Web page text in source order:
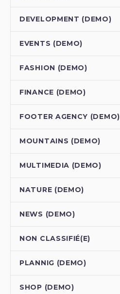
DEVELOPMENT (DEMO)
EVENTS (DEMO)
FASHION (DEMO)
FINANCE (DEMO)
FOOTER AGENCY (DEMO)
MOUNTAINS (DEMO)
MULTIMEDIA (DEMO)
NATURE (DEMO)
NEWS (DEMO)
NON CLASSIFIÉ(E)
PLANNIG (DEMO)
SHOP (DEMO)